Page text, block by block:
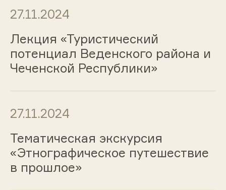
27.11.2024
Лекция «Туристический
потенциал Веденского района и
Чеченской Республики»
27.11.2024
Тематическая экскурсия
«Этнографическое путешествие
в прошлое»